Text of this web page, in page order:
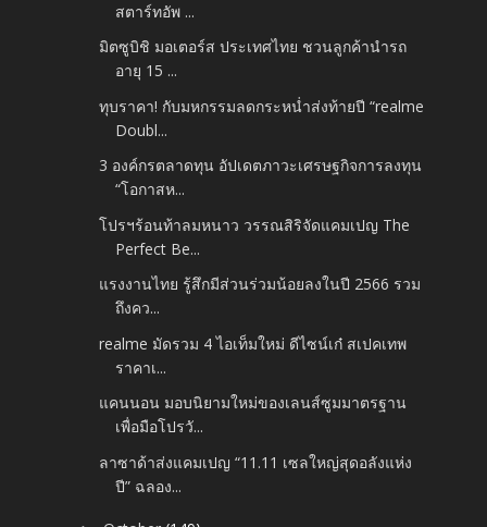
สตาร์ทอัพ ...
มิตซูบิชิ มอเตอร์ส ประเทศไทย ชวนลูกค้านำรถ
อายุ 15 ...
ทุบราคา! กับมหกรรมลดกระหน่ำส่งท้ายปี “realme
Doubl...
3 องค์กรตลาดทุน อัปเดตภาวะเศรษฐกิจการลงทุน
“โอกาสห...
โปรฯร้อนท้าลมหนาว วรรณสิริจัดแคมเปญ The
Perfect Be...
แรงงานไทย รู้สึกมีส่วนร่วมน้อยลงในปี 2566 รวม
ถึงคว...
realme มัดรวม 4 ไอเท็มใหม่ ดีไซน์เก๋ สเปคเทพ
ราคาเ...
แคนนอน มอบนิยามใหม่ของเลนส์ซูมมาตรฐาน
เพื่อมือโปรวั...
ลาซาด้าส่งแคมเปญ “11.11 เซลใหญ่สุดอลังแห่ง
ปี” ฉลอง...